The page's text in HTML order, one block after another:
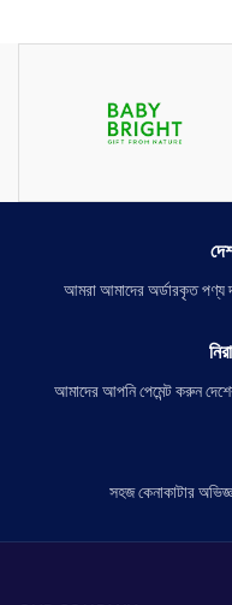
আমরা আমাদের অর্ডারকৃত পণ্য
আমাদের আপনি পেমেন্ট করুন
সহজ কেনাকাটার